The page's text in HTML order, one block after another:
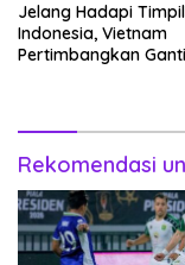
Jelang Hadapi
Indonesia, Vietnam
Pertimbangkan
Rekomendasi